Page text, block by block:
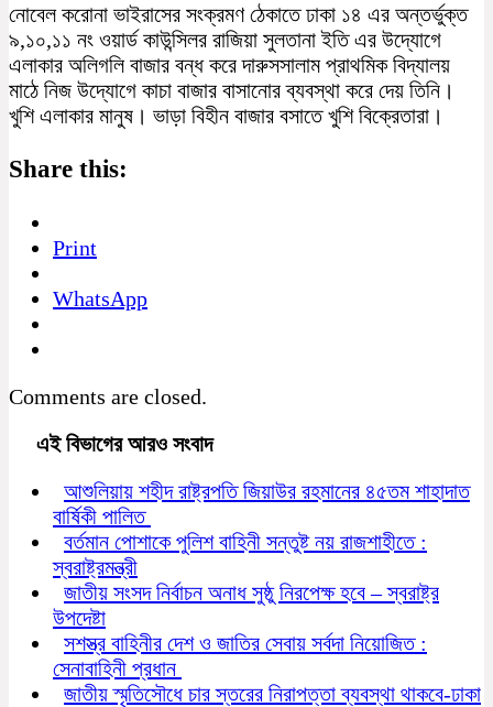
নোবেল করোনা ভাইরাসের সংক্রমণ ঠেকাতে ঢাকা ১৪ এর অন্তর্ভুক্ত
৯,১০,১১ নং ওয়ার্ড কাউন্সিলর রাজিয়া সুলতানা ইতি এর উদ্যােগে
এলাকার অলিগলি বাজার বন্ধ করে দারুসসালাম প্রাথমিক বিদ্যালয়
মাঠে নিজ উদ্যােগে কাচা বাজার বাসানোর ব্যবস্থা করে দেয় তিনি।
খুশি এলাকার মানুষ। ভাড়া বিহীন বাজার বসাতে খুশি বিক্রেতারা।
Share this:
Print
WhatsApp
Comments are closed.
এই বিভাগের আরও সংবাদ
আশুলিয়ায় শহীদ রাষ্ট্রপতি জিয়াউর রহমানের ৪৫তম শাহাদাত
বার্ষিকী পালিত
বর্তমান পোশাকে পুলিশ বাহিনী সন্তুষ্ট নয় রাজশাহীতে :
স্বরাষ্ট্রমন্ত্রী
জাতীয় সংসদ নির্বাচন অনাধ সুষ্ঠু নিরপেক্ষ হবে – স্বরাষ্ট্র
উপদেষ্টা
সশস্ত্র বাহিনীর দেশ ও জাতির সেবায় সর্বদা নিয়োজিত :
সেনাবাহিনী প্রধান
জাতীয় স্মৃতিসৌধে চার স্তরের নিরাপত্তা ব্যবস্থা থাকবে-ঢাকা